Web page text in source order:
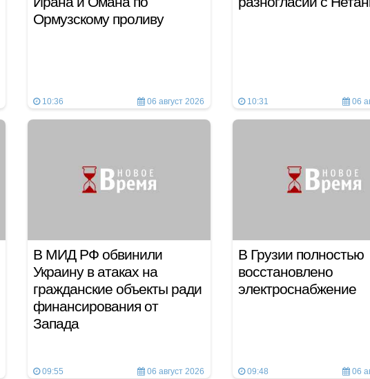
Ормузскому проливу
10:36 06 август 2026 10:31 06
В МИД РФ обвинили
Украину в атаках на
гражданские объекты ради
финансирования от
Запада
09:55 06 август 2026
В Грузии полностью
восстановлено
электроснабжение
09:48 06